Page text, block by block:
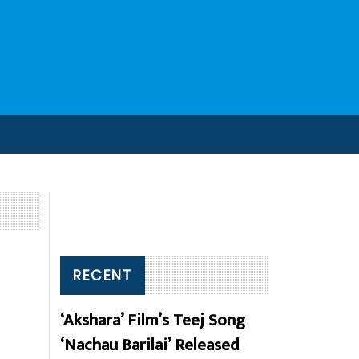
RECENT
‘Akshara’ Film’s Teej Song
‘Nachau Barilai’ Released